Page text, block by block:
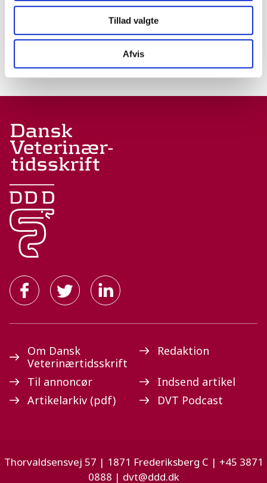
Tillad valgte
Afvis
Fagpolitik
Godt nytår – vi er godt i gang
23.01.19 LEDER
Om Dansk
Veterinærtidsskrift
Redaktion
Til annoncør
Indsend artikel
Artikelarkiv (pdf)
DVT Podcast
Thorvaldsensvej 57 | 1871 Frederiksberg C | +45 3871
0888 | dvt@ddd.dk